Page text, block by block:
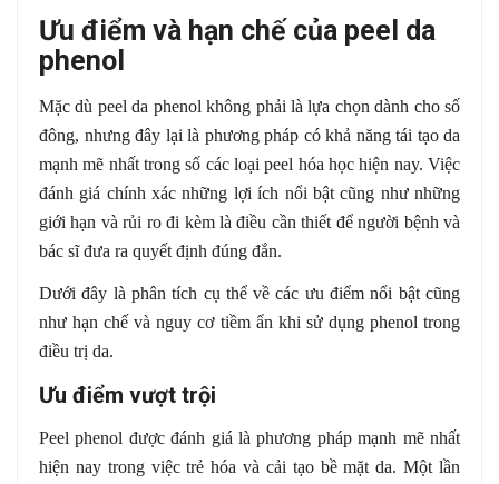
Ưu điểm và hạn chế của peel da
phenol
Mặc dù peel da phenol không phải là lựa chọn dành cho số
đông, nhưng đây lại là phương pháp có khả năng tái tạo da
mạnh mẽ nhất trong số các loại peel hóa học hiện nay. Việc
đánh giá chính xác những lợi ích nổi bật cũng như những
giới hạn và rủi ro đi kèm là điều cần thiết để người bệnh và
bác sĩ đưa ra quyết định đúng đắn.
Dưới đây là phân tích cụ thể về các ưu điểm nổi bật cũng
như hạn chế và nguy cơ tiềm ẩn khi sử dụng phenol trong
điều trị da.
Ưu điểm vượt trội
Peel phenol được đánh giá là phương pháp mạnh mẽ nhất
hiện nay trong việc trẻ hóa và cải tạo bề mặt da. Một lần